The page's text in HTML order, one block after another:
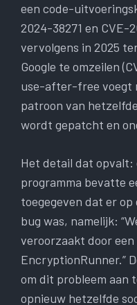
een code-
2024-38271 en CVE-
vervolgens in 2025
Google te omzeilen
use-after-free voegt
patroon van
wordt gepatcht en
Het detail dat opvalt:
programma bevatte
toegegeven dat er
bug was, namelijk:
veroorzaakt door
EncryptionRunner.”
om dit probleem aan
opnieuw hetzelfde